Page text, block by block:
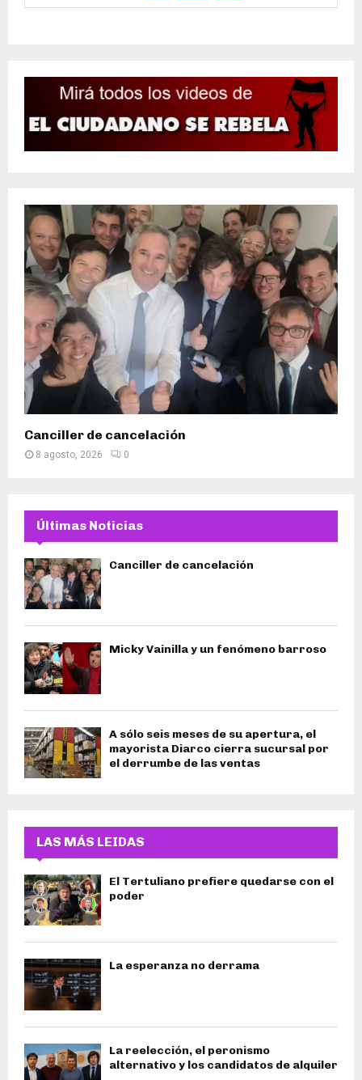
Canciller de cancelación
8 agosto, 2026 0
Últimas Noticias
Canciller de cancelación
Micky Vainilla y un fenómeno barroso
A sólo seis meses de su apertura, el
mayorista Diarco cierra sucursal por
el derrumbe de las ventas
LAS MÁS LEIDAS
El Tertuliano prefiere quedarse con el
poder
La esperanza no derrama
La reelección, el peronismo
alternativo y los candidatos de alquiler